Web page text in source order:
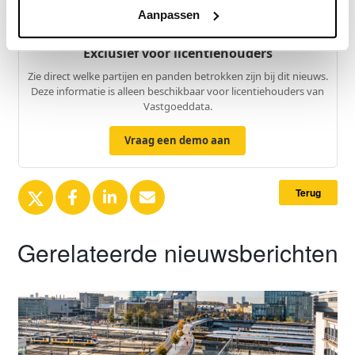
Aanpassen
Exclusief voor licentiehouders
Zie direct welke partijen en panden betrokken zijn bij dit nieuws.
Deze informatie is alleen beschikbaar voor licentiehouders van
Vastgoeddata.
Vraag een demo aan
Terug
Gerelateerde nieuwsberichten